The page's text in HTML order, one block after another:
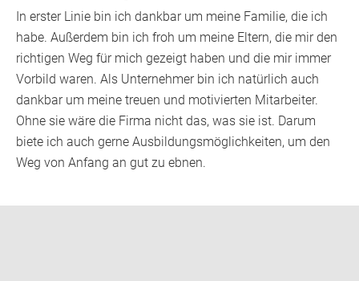
In erster Linie bin ich dankbar um meine Familie, die ich
habe. Außerdem bin ich froh um meine Eltern, die mir den
richtigen Weg für mich gezeigt haben und die mir immer
Vorbild waren. Als Unternehmer bin ich natürlich auch
dankbar um meine treuen und motivierten Mitarbeiter.
Ohne sie wäre die Firma nicht das, was sie ist. Darum
biete ich auch gerne Ausbildungsmöglichkeiten, um den
Weg von Anfang an gut zu ebnen.